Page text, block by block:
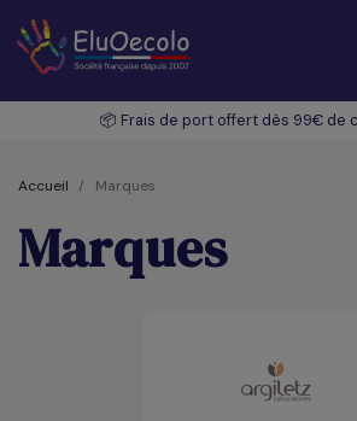
📦 Frais de port offert dès 99€ de
Accueil Marques
Marques